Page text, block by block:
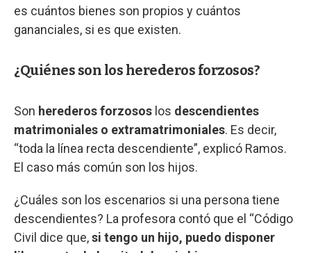
es cuántos bienes son propios y cuántos
gananciales, si es que existen.
¿Quiénes son los herederos forzosos?
Son herederos forzosos los descendientes
matrimoniales o extramatrimoniales. Es decir,
“toda la línea recta descendiente”, explicó Ramos.
El caso más común son los hijos.
¿Cuáles son los escenarios si una persona tiene
descendientes? La profesora contó que el “Código
Civil dice que,si tengo un hijo, puedo disponer